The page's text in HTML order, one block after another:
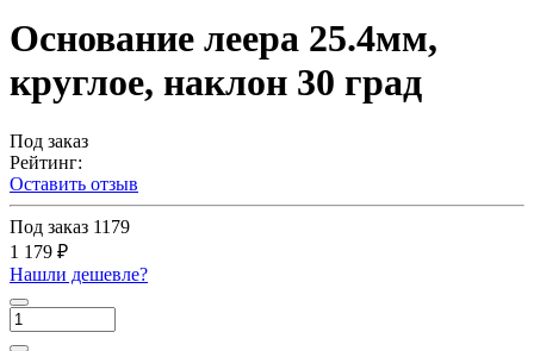
Основание леера 25.4мм,
круглое, наклон 30 град
Под заказ
Рейтинг:
Оставить отзыв
Под заказ 1179
1 179 ₽
Нашли дешевле?